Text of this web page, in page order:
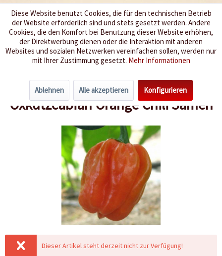
Wir würzen Ihr Leben
Menü
Übersicht Schärfegrad 9-10
Oxkutzcabian Orange Chili Samen
Dieser Artikel steht derzeit nicht zur Verfügung!
Diese Website benutzt Cookies, die für den technischen Betrieb
der Website erforderlich sind und stets gesetzt werden. Andere
Cookies, die den Komfort bei Benutzung dieser Website erhöhen,
der Direktwerbung dienen oder die Interaktion mit anderen
Websites und sozialen Netzwerken vereinfachen sollen, werden nur
mit Ihrer Zustimmung gesetzt. Mehr Informationen
Ablehnen Alle akzeptieren Konfigurieren